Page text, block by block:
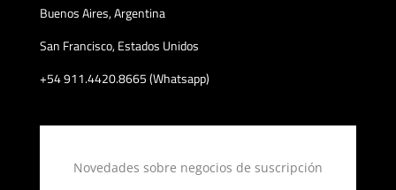
Buenos Aires, Argentina
San Francisco, Estados Unidos
+54 911.4420.8665 (Whatsapp)
Novedades sobre negocios de suscripción